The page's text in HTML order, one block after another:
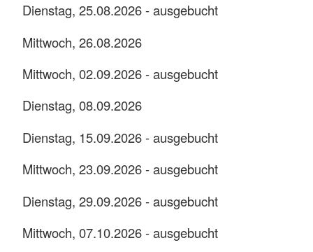
Dienstag, 25.08.2026 - ausgebucht
Mittwoch, 26.08.2026
Mittwoch, 02.09.2026 - ausgebucht
Dienstag, 08.09.2026
Dienstag, 15.09.2026 - ausgebucht
Mittwoch, 23.09.2026 - ausgebucht
Dienstag, 29.09.2026 - ausgebucht
Mittwoch, 07.10.2026 - ausgebucht